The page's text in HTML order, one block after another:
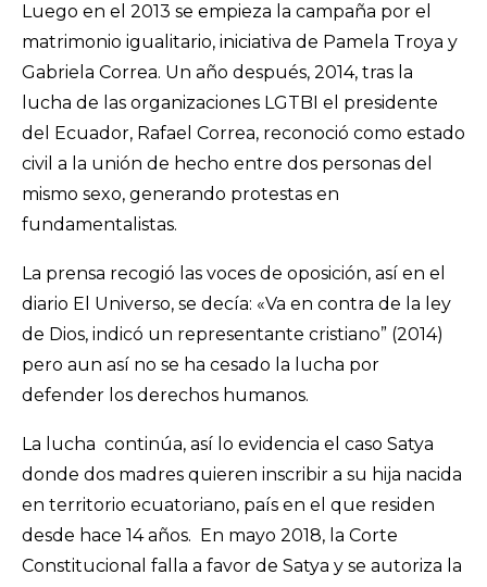
Luego en el 2013 se empieza la campaña por el
matrimonio igualitario, iniciativa de Pamela Troya y
Gabriela Correa. Un año después, 2014, tras la
lucha de las organizaciones LGTBI el presidente
del Ecuador, Rafael Correa, reconoció como estado
civil a la unión de hecho entre dos personas del
mismo sexo, generando protestas en
fundamentalistas.
La prensa recogió las voces de oposición, así en el
diario El Universo, se decía: «Va en contra de la ley
de Dios, indicó un representante cristiano” (2014)
pero aun así no se ha cesado la lucha por
defender los derechos humanos.
La lucha continúa, así lo evidencia el caso Satya
donde dos madres quieren inscribir a su hija nacida
en territorio ecuatoriano, país en el que residen
desde hace 14 años. En mayo 2018, la Corte
Constitucional falla a favor de Satya y se autoriza la